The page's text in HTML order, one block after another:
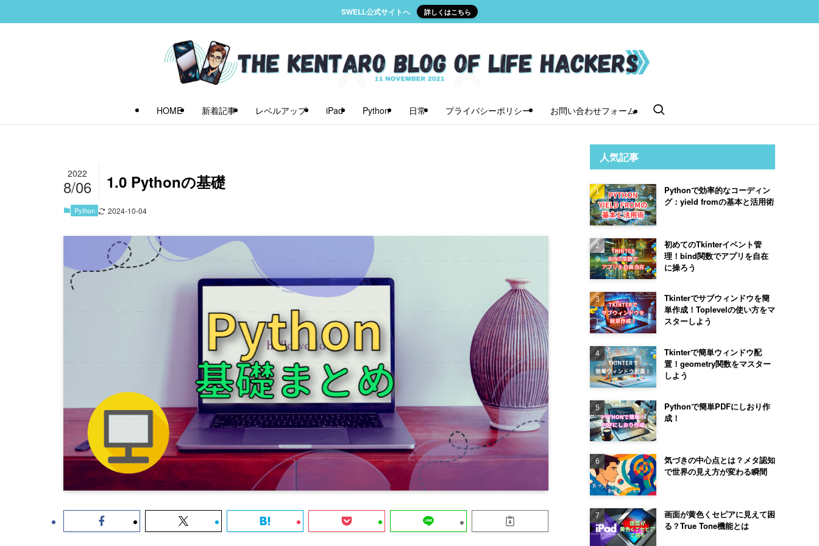
SWELL公式サイトへ 詳しくはこちら
HOME 新着記事 レベルアップ iPad Python 日常 プライバシーポリシー お問い合わせフォーム
1.0 Pythonの基礎
2022
8/06
Python 2024-10-04
人気記事
Pythonで効率的なコーディン
グ：yield fromの基本と活用術
初めてのTkinterイベント管
理！bind関数でアプリを自在
に操ろう
Tkinterでサブウィンドウを簡
単作成！Toplevelの使い方をマ
スターしよう
Tkinterで簡単ウィンドウ配
置！geometry関数をマスター
しよう
Pythonで簡単PDFにしおり作
成！
気づきの中心点とは？メタ認知
で世界の見え方が変わる瞬間
画面が黄色くセピアに見えて困
る？True Tone機能とは